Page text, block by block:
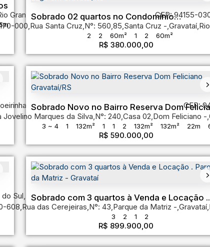
Grande do Sul,Brasil
Sobrado 02 quartos no Condomínio
Residencial do Lago em Gravataí/RS
R$ 380.000,00
000,Rua Santa Cruz,N°: 560,85,Santa Cruz ,Gravataí,
2 2 60m² 1 2 60m²
CEP: 94155-
Rio Grande do Sul Brasil
Sobrado Novo no Bairro Reserva Dom
Gravataí/RS
R$ 590.000,00
Jovelino Marques da Silva,N°: 240,Casa 02,Dom Feliciano ,
3 ~ 4 1 132m² 1 1 2 132m² 132m² 22m
6m
CEP:
do Sul, Brasil
Sobrado com 3 quartos à Venda e Locação .
Parque da Matriz - Gravataí
R$ 899.900,00
608,Rua das Cerejeiras,N°: 43,Parque da Matriz ,Gravataí,
3 2 1 2